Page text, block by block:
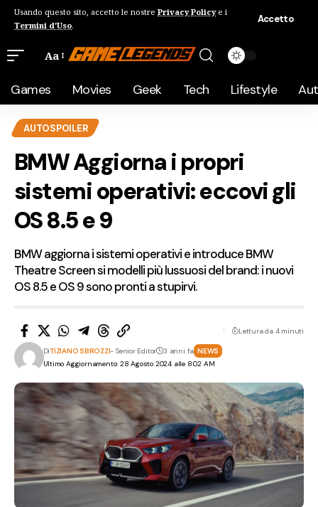
Usando questo sito, accetto le nostre Privacy Policye i
Termini d'Uso.
Accetto
Aa
Games Movies Geek Tech Lifestyle
AUTOSPOILER
BMW Aggiorna i propri
sistemi operativi: eccovi gli
OS 8.5 e 9
BMW aggiorna i sistemi operativi e introduce BMW
Theatre Screen si modelli più lussuosi del brand: i nuovi
OS 8.5 e OS 9 sono pronti a stupirvi.
Ultimo Aggiornamento: 28 Agosto 2024 alle 8:02 AM
DiTIZIANO SBROZZI- Senior Editor 3 anni fa NEWS
Lettura da 4 minuti